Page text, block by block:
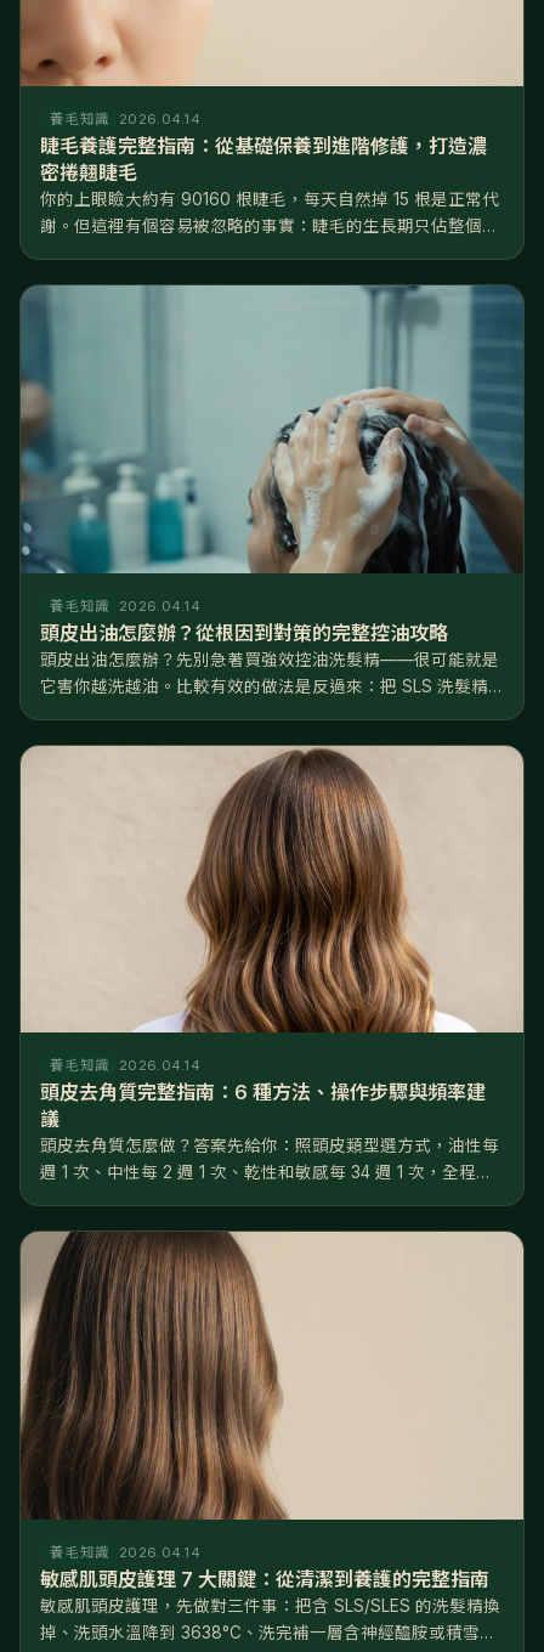
養毛知識 2026.04.14
睫毛養護完整指南：從基礎保養到進階修護，打造濃
密捲翹睫毛
你的上眼瞼大約有 90160 根睫毛，每天自然掉 15 根是正常代
謝。但這裡有個容易被忽略的事實：睫毛的生長期只佔整個週
「能長的時間窗口」非常有限，一旦掉了，要等好幾個月才長
養毛知識 2026.04.14
頭皮出油怎麼辦？從根因到對策的完整控油攻略
頭皮出油怎麼辦？先別急著買強效控油洗髮精——很可能就是
它害你越洗越油。比較有效的做法是反過來：把 SLS 洗髮精
養毛知識 2026.04.14
頭皮去角質完整指南：6 種方法、操作步驟與頻率建
議
頭皮去角質怎麼做？答案先給你：照頭皮類型選方式，油性每
週 1 次、中性每 2 週 1 次、乾性和敏感每 34 週 1 次，全程用
堵塞率可以從 3550% 降到 1015%，後續養髮液...
養毛知識 2026.04.14
敏感肌頭皮護理 7 大關鍵：從清潔到養護的完整指南
敏感肌頭皮護理，先做對三件事：把含 SLS/SLES 的洗髮精換
掉、洗頭水溫降到 3638°C、洗完補一層含神經醯胺或積雪草